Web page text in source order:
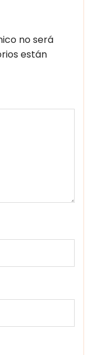
no será
están